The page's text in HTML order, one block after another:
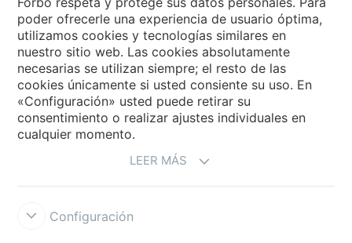
Forbo Flooring Systems
Forbo Movement Systems
Seleccione un país
poder ofrecerle una experiencia de usuario óptima,
utilizamos cookies y tecnologías similares en
nuestro sitio web. Las cookies absolutamente
necesarias se utilizan siempre; el resto de las
cookies únicamente si usted consiente su uso. En
«Configuración» usted puede retirar su
consentimiento o realizar ajustes individuales en
cualquier momento.
LEER MÁS
Configuración